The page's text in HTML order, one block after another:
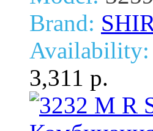
Brand:
Availability:
3,311 р.